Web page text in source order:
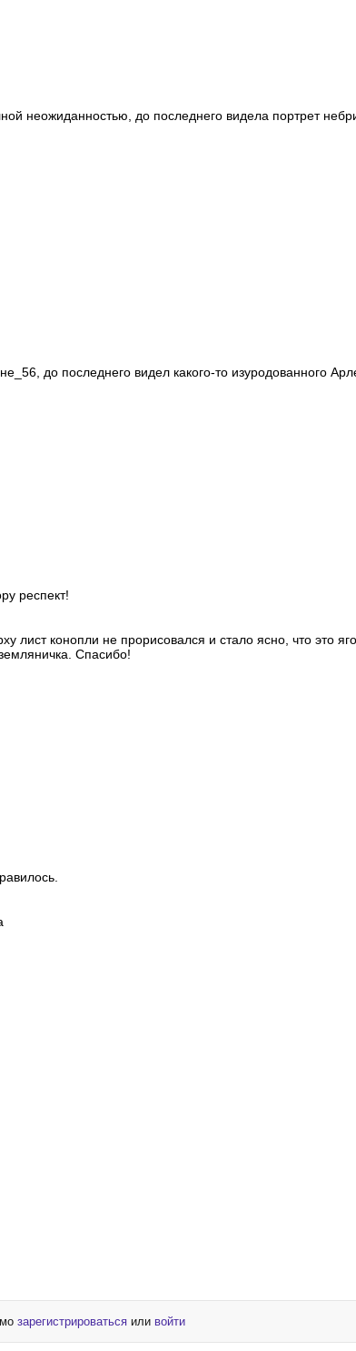
неожиданностью, до последнего видела портрет
до последнего видел какого-то изуродованного
респект!
лист конопли не прорисовался и стало ясно, что это
Спасибо!
зарегистрироваться или войти